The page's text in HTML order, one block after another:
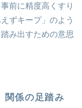
前に精度高くすり
ずキープ」のよう
み出すための意思
関係の足踏み